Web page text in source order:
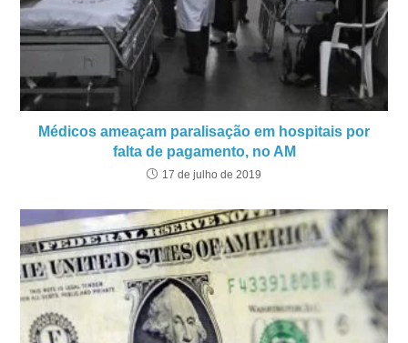
Médicos ameaçam paralisação em hospitais por
falta de pagamento, no AM
17 de julho de 2019